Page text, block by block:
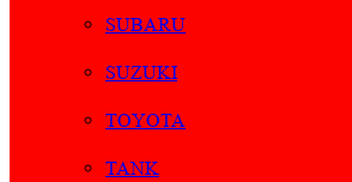
SUBARU
SUZUKI
TOYOTA
TANK